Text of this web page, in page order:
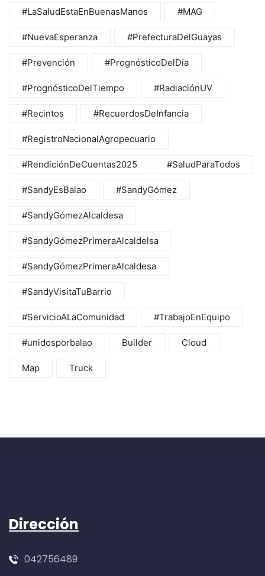
#LaSaludEstaEnBuenasManos #MAG
#NuevaEsperanza #PrefecturaDelGuayas
#Prevención #PrognósticoDelDía
#PrognósticoDelTiempo #RadiaciónUV
#Recintos #RecuerdosDeInfancia
#RegistroNacionalAgropecuario
#RendiciónDeCuentas2025 #SaludParaTodos
#SandyEsBalao #SandyGómez
#SandyGómezAlcaldesa
#SandyGómezPrimeraAlcaldelsa
#SandyGómezPrimeraAlcaldesa
#SandyVisitaTuBarrio
#ServicioALaComunidad #TrabajoEnEquipo
#unidosporbalao Builder Cloud
Map Truck
Dirección
042756489